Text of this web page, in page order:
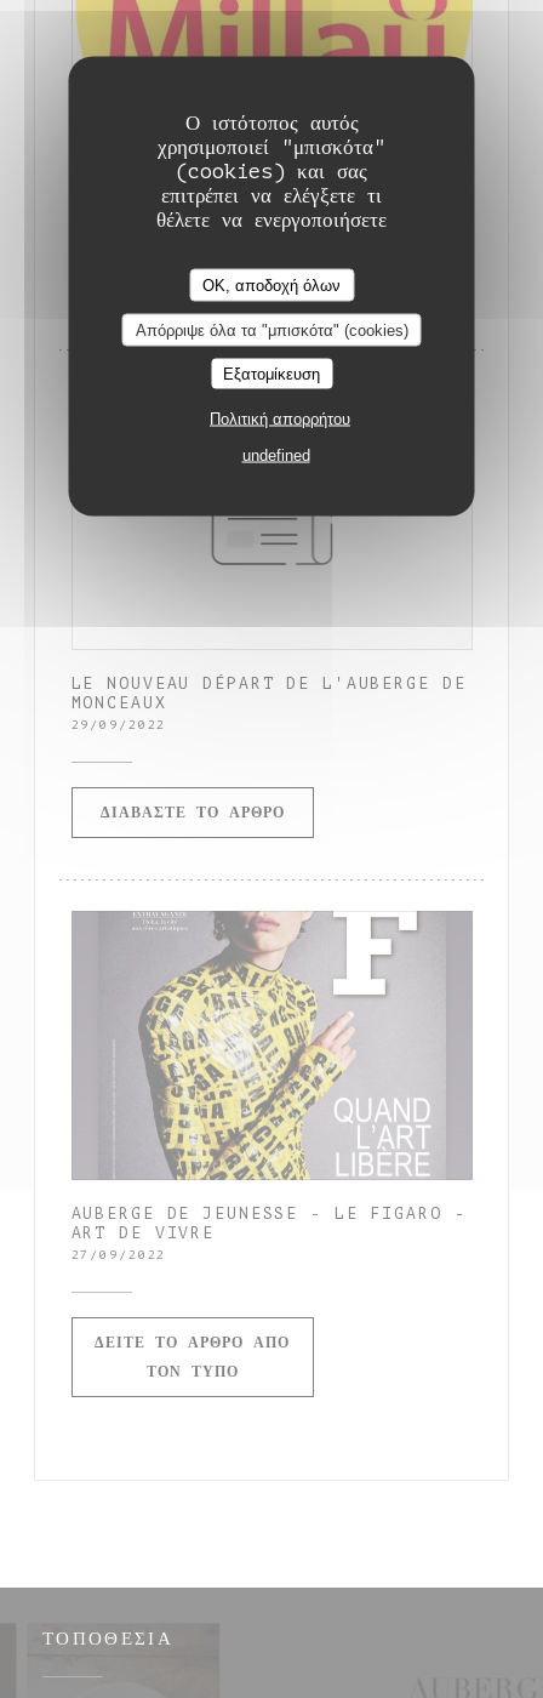
Ο ιστότοπος αυτός
χρησιμοποιεί "μπισκότα"
(cookies) και σας
επιτρέπει να ελέγξετε τι
θέλετε να ενεργοποιήσετε
OK, αποδοχή όλων
Απόρριψε όλα τα "μπισκότα" (cookies)
Εξατομίκευση
Πολιτική απορρήτου
undefined
L'AVIS DU GAULT ET MILLAU
15/03/2023
ΔΙΑΒΆΣΤΕ ΤΟ ΆΡΘΡΟ((ΑΝΟΊΓΕΙ ΣΕ ΝΈΟ
LE NOUVEAU DÉPART DE L'AUBERGE DE
MONCEAUX
29/09/2022
ΔΙΑΒΆΣΤΕ ΤΟ ΆΡΘΡΟ((ΑΝΟΊΓΕΙ ΣΕ ΝΈΟ
AUBERGE DE JEUNESSE - LE FIGARO -
ART DE VIVRE
27/09/2022
ΔΕΊΤΕ ΤΟ ΆΡΘΡΟ ΑΠΌ
ΤΟΝ ΤΎΠΟ((ΑΝΟΊΓΕΙ ΣΕ ΝΈΟ ΠΑΡΆΘΥΡΟ))
ΤΟΠΟΘΕΣΊΑ
Auberge de Monceaux